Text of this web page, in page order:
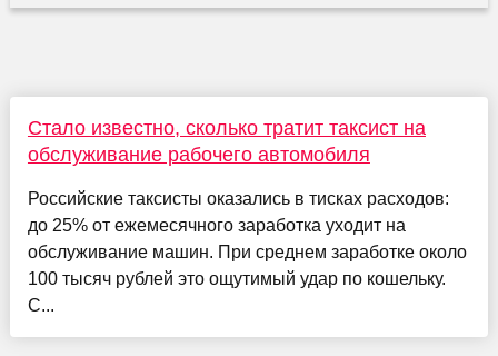
Стало известно, сколько тратит таксист на
обслуживание рабочего автомобиля
Российские таксисты оказались в тисках расходов:
до 25% от ежемесячного заработка уходит на
обслуживание машин. При среднем заработке около
100 тысяч рублей это ощутимый удар по кошельку.
С...